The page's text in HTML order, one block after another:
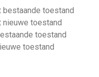
bestaande toestand
nieuwe toestand
toestand
toestand